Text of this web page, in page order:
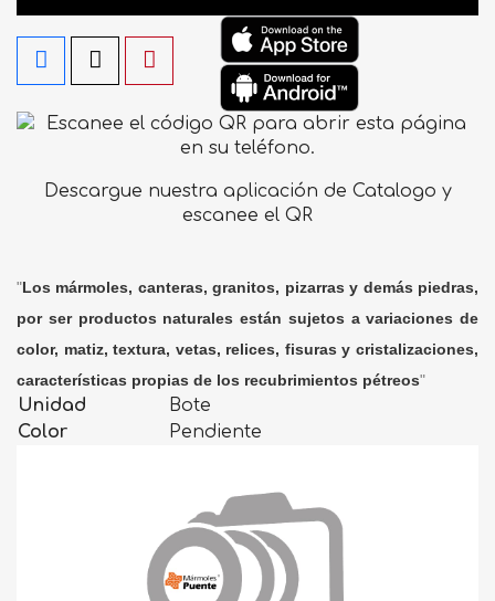
Descargue nuestra aplicación de Catalogo y
escanee el QR
"Los mármoles, canteras, granitos, pizarras y demás piedras,
por ser productos naturales están sujetos a variaciones de
color, matiz, textura, vetas, relices, fisuras y cristalizaciones,
características propias de los recubrimientos pétreos"
Unidad
Bote
Color
Pendiente